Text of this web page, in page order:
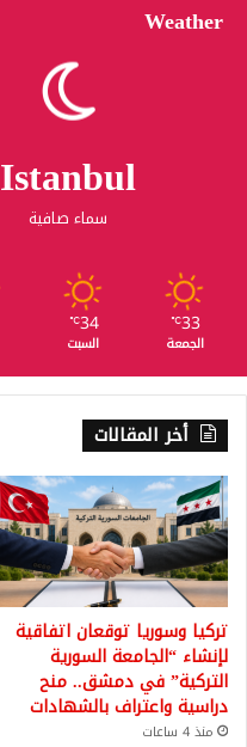
Weather
Istanbul
سماء صافية
33
℃
الجمعة
34
℃
السبت
أخر المقالات
تركيا وسوريا توقعان اتفاقية
لإنشاء “الجامعة السورية
التركية” في دمشق.. منح
دراسية واعتراف بالشهادات
منذ 4 ساعات